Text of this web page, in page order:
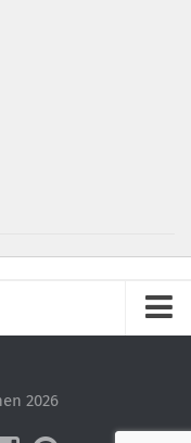
2026